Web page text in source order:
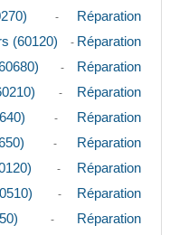
-
Réparation
(60120)
- Réparation
-
Réparation
-
Réparation
-
Réparation
-
Réparation
-
Réparation
-
Réparation
-
Réparation